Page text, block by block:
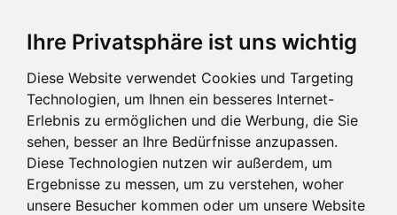
Ihre Privatsphäre ist uns wichtig
Diese Website verwendet Cookies und Targeting
Technologien, um Ihnen ein besseres Internet-
Erlebnis zu ermöglichen und die Werbung, die Sie
sehen, besser an Ihre Bedürfnisse anzupassen.
Diese Technologien nutzen wir außerdem, um
Ergebnisse zu messen, um zu verstehen, woher
unsere Besucher kommen oder um unsere Website